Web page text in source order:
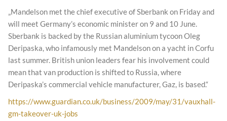
„Mandelson met the chief executive of Sberbank on Friday and
will meet Germany’s economic minister on 9 and 10 June.
Sberbank is backed by the Russian aluminium tycoon Oleg
Deripaska, who infamously met Mandelson on a yacht in Corfu
last summer. British union leaders fear his involvement could
mean that van production is shifted to Russia, where
Deripaska’s commercial vehicle manufacturer, Gaz, is based.“
https://www.guardian.co.uk/business/2009/may/31/vauxhall-
gm-takeover-uk-jobs